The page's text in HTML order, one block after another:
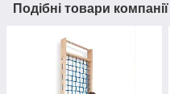
Подібні товари компанії